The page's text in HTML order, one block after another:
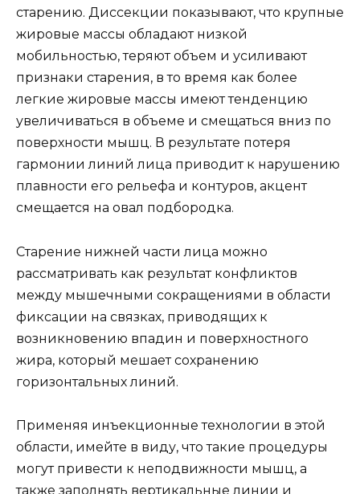
старению. Диссекции показывают, что крупные
жировые массы обладают низкой
мобильностью, теряют объем и усиливают
признаки старения, в то время как более
легкие жировые массы имеют тенденцию
увеличиваться в объеме и смещаться вниз по
поверхности мышц. В результате потеря
гармонии линий лица приводит к нарушению
плавности его рельефа и контуров, акцент
смещается на овал подбородка.
Старение нижней части лица можно
рассматривать как результат конфликтов
между мышечными сокращениями в области
фиксации на связках, приводящих к
возникновению впадин и поверхностного
жира, который мешает сохранению
горизонтальных линий.
Применяя инъекционные технологии в этой
области, имейте в виду, что такие процедуры
могут привести к неподвижности мышц, а
также заполнять вертикальные линии и